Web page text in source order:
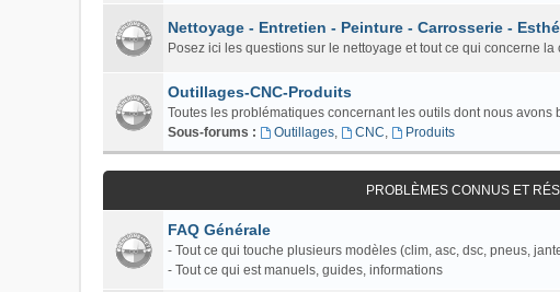
Nettoyage - Entretien - Peinture - Carrosserie -
Posez ici les questions sur le nettoyage et tout ce qui concerne
Outillages-CNC-Produits
Toutes les problématiques concernant les outils dont nous avons
Sous-forums :
Outillages, CNC, Produits
PROBLÈMES CONNUS ET
FAQ Générale
- Tout ce qui touche plusieurs modèles (clim, asc, dsc, pneus,
- Tout ce qui est manuels, guides, informations